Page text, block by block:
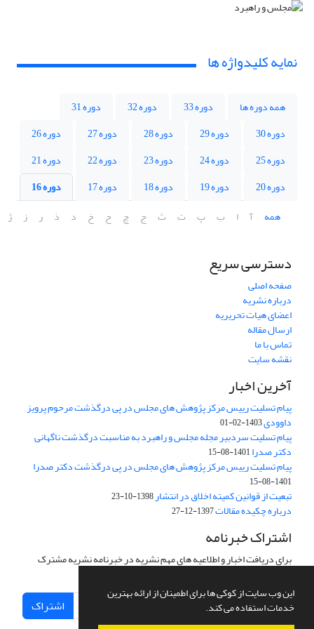
این وب سایت از کوکی ها برای اطمینان از ارائه بهترین
خدمات استفاده می کند.
نمایه کلیدواژه ها
همه دوره ها دوره 33 دوره 32
دوره 31
دوره 30
دوره 29 دوره 28 دوره 27
دوره 26
دوره 25
دوره 24 دوره 23 دوره 22
دوره 21
دوره 20
دوره 19 دوره 18 دوره 17
دوره 16
همه
آ ا ب پ ت ث ج چ ح خ د ذ ر ز ژ
دسترسی سریع
صفحه اصلی
درباره نشریه
اعضای هیات تحریریه
ارسال مقاله
تماس با ما
نقشه سایت
آخرین اخبار
پیام تسلیت رییس مرکز پژوهش های مجلس در پی درگذشت مرحوم پرویز
داوودی1403-02-01
پیام تسلیت سردبیر مجله مجلس و راهبرد به مناسبت درگذشت ناگهانی
دکتر صدرا1401-08-15
پیام تسلیت رییس مرکز پژوهش های مجلس در پی درگذشت دکتر صدرا
1401-08-15
تبعیت از قوانین کمیته اخلاق در انتشار1398-10-23
درباره چکیده مقالات1397-12-27
اشتراک خبرنامه
برای دریافت اخبار و اطلاعیه های مهم نشریه در خبرنامه نشریه مشترک
اشتراک